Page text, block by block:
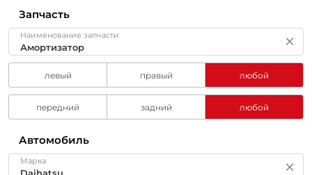
Запчасть
Наименование запчасти
левый правый любой
передний задний любой
Автомобиль
Марка